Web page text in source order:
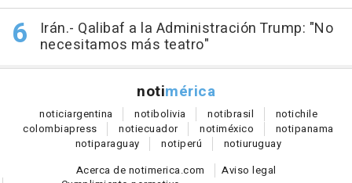
Irán.- Qalibaf a la Administración Trump: "No
necesitamos más teatro"
notimérica
noticiargentina notibolivia notibrasil notichile
colombiapress notiecuador notiméxico notipanama
notiparaguay notiperú notiuruguay
Acerca de notimerica.com
Aviso legal